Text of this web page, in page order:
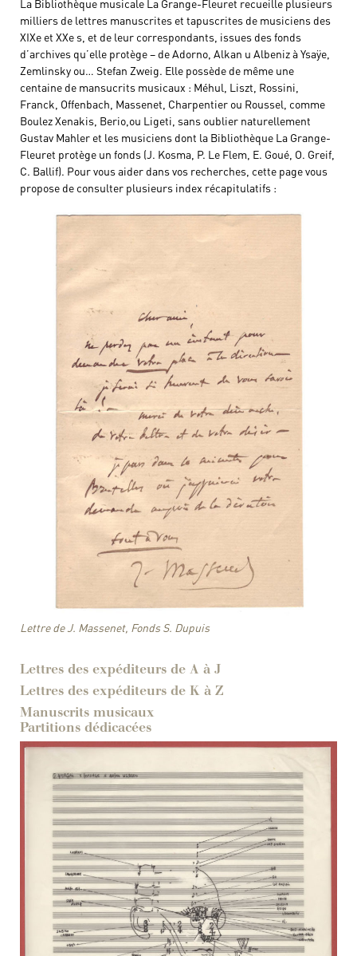
La Bibliothèque musicale La Grange-Fleuret recueille plusieurs
milliers de lettres manuscrites et tapuscrites de musiciens des
XIXe et XXe s, et de leur correspondants, issues des fonds
d’archives qu’elle protège – de Adorno, Alkan u Albeniz à Ysaÿe,
Zemlinsky ou… Stefan Zweig. Elle possède de même une
centaine de mansucrits musicaux : Méhul, Liszt, Rossini,
Franck, Offenbach, Massenet, Charpentier ou Roussel, comme
Boulez Xenakis, Berio,ou Ligeti, sans oublier naturellement
Gustav Mahler et les musiciens dont la Bibliothèque La Grange-
Fleuret protège un fonds (J. Kosma, P. Le Flem, E. Goué, O. Greif,
C. Ballif). Pour vous aider dans vos recherches, cette page vous
propose de consulter plusieurs index récapitulatifs :
Lettre de J. Massenet, Fonds S. Dupuis
Lettres des expéditeurs de A à J
Lettres des expéditeurs de K à Z
Manuscrits musicaux
Partitions dédicacées